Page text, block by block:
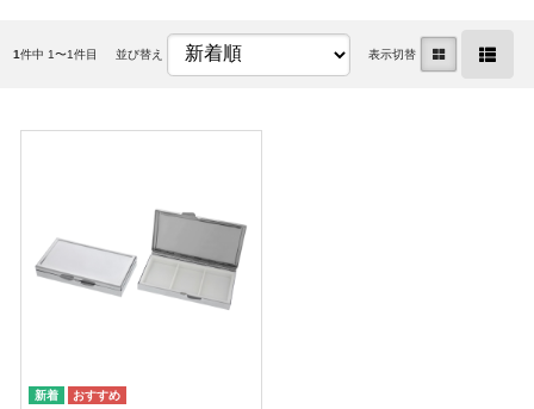
1件中 1〜1件目 並び替え 表示切替